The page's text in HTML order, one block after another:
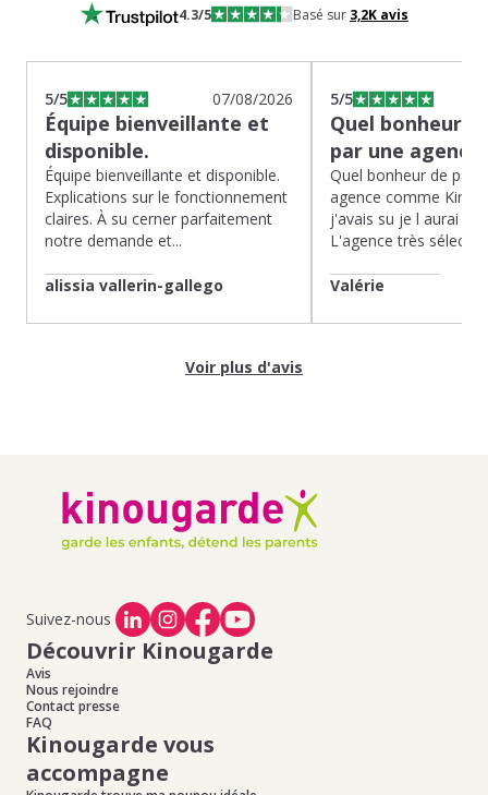
4.3/5 Basé sur 3,2Kavis
5/5 07/08/2026
Équipe bienveillante et
disponible.
Équipe bienveillante et disponible.
Explications sur le fonctionnement
claires. À su cerner parfaitement
notre demande et...
alissia vallerin-gallego
5/5
Quel bonheur
par une
Quel bonheur de
agence comme
j'avais su je l aurai
L'agence très
Valérie
Voir plus d'avis
Suivez-nous
Découvrir Kinougarde
Avis
Nous rejoindre
Contact presse
FAQ
Kinougarde vous
accompagne